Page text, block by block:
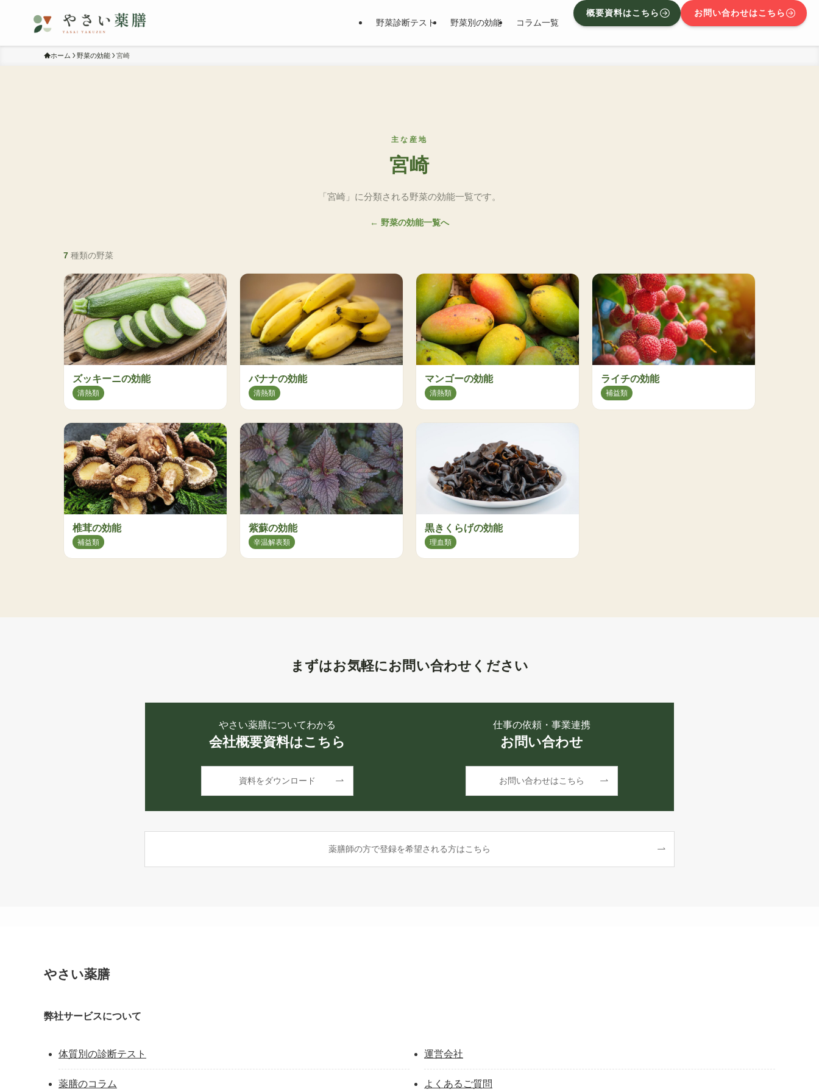
野菜診断テスト 野菜別の効能 コラム一覧
概要資料はこちら お問い合わせはこちら
ホーム 野菜の効能 宮崎
主な産地
宮崎
「宮崎」に分類される野菜の効能一覧です。
← 野菜の効能一覧へ
7 種類の野菜
ズッキーニの効能
清熱類
バナナの効能
清熱類
マンゴーの効能
清熱類
ライチの効能
補益類
椎茸の効能
補益類
紫蘇の効能
辛温解表類
黒きくらげの効能
理血類
まずはお気軽にお問い合わせください
やさい薬膳についてわかる
会社概要資料はこちら
資料をダウンロード
仕事の依頼・事業連携
お問い合わせ
お問い合わせはこちら
薬膳師の方で登録を希望される方はこちら
やさい薬膳
弊社サービスについて
体質別の診断テスト
薬膳のコラム
運営会社
よくあるご質問